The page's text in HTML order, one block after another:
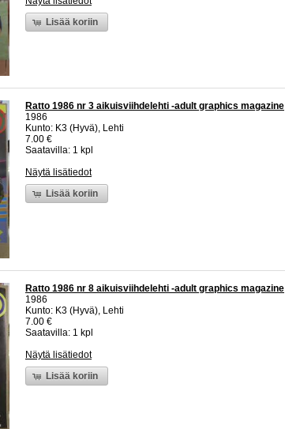
Lisää koriin
Ratto 1986 nr 3 aikuisviihdelehti -adult graphics magazine
1986
Kunto: K3 (Hyvä), Lehti
7.00 €
Saatavilla: 1 kpl
Näytä lisätiedot
Lisää koriin
Ratto 1986 nr 8 aikuisviihdelehti -adult graphics magazine
1986
Kunto: K3 (Hyvä), Lehti
7.00 €
Saatavilla: 1 kpl
Näytä lisätiedot
Lisää koriin